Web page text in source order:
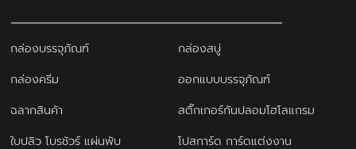
กล่องบรรจุภัณฑ์
กล่องสบู่
กล่องครีม
ออกแบบบรรจุภัณฑ์
ฉลากสินค้า
สติ๊กเกอร์กันปลอมโฮโลแกรม
ใบปลิว โบรชัวร์ แผ่นพับ
โปสการ์ด การ์ดแต่งงาน